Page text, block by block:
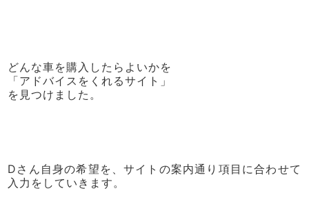
どんな車を購入したらよいかを
「アドバイスをくれるサイト」
を見つけました。
Dさん自身の希望を、サイトの案内通り項目に合わせて
入力をしていきます。